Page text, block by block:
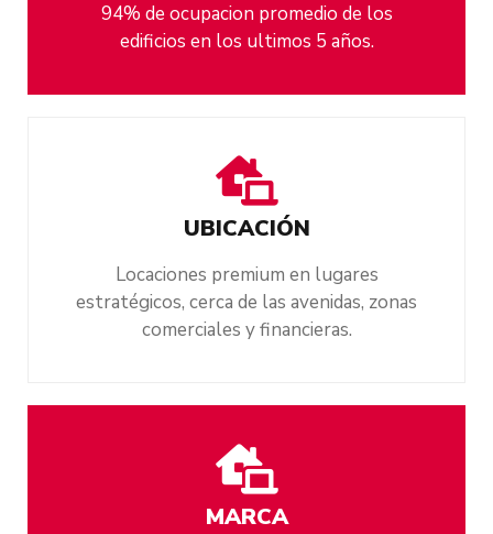
94% de ocupacion promedio de los
edificios en los ultimos 5 años.
UBICACIÓN
Locaciones premium en lugares
estratégicos, cerca de las avenidas, zonas
comerciales y financieras.
MARCA